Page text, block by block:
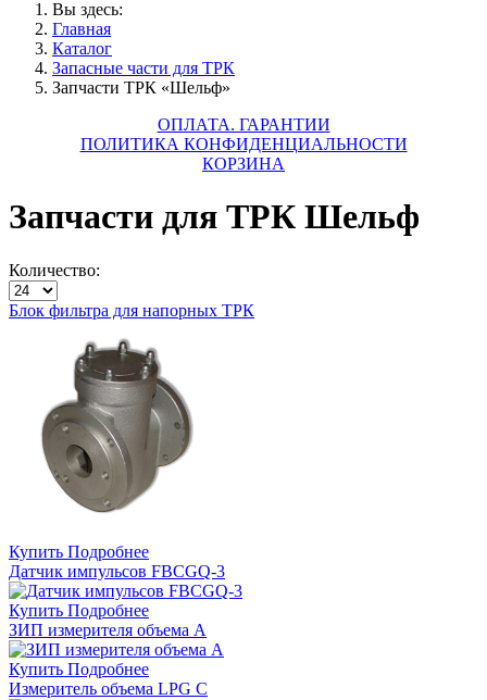
Вы здесь:
Главная
Каталог
Запасные части для ТРК
Запчасти ТРК «Шельф»
ОПЛАТА. ГАРАНТИИ
ПОЛИТИКА КОНФИДЕНЦИАЛЬНОСТИ
КОРЗИНА
Запчасти для ТРК Шельф
Количество:
Блок фильтра для напорных ТРК
Купить Подробнее
Датчик импульсов FBCGQ-3
Купить Подробнее
ЗИП измерителя объема А
Купить Подробнее
Измеритель объема LPG C